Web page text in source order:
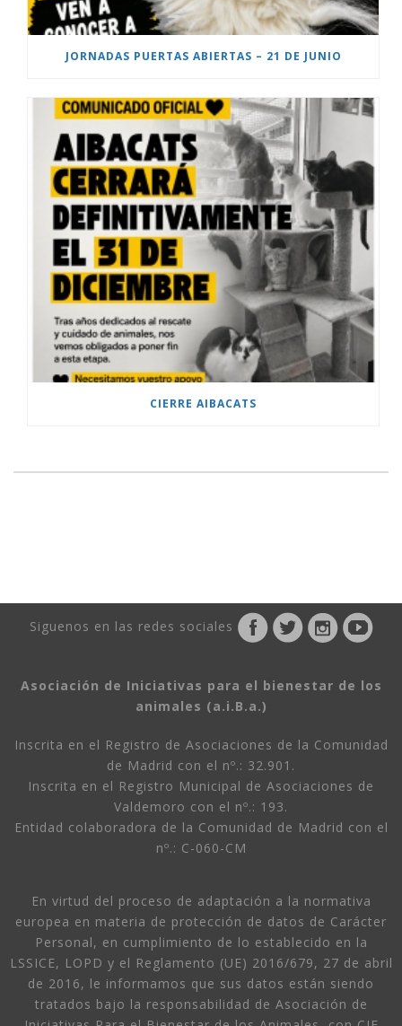
JORNADAS PUERTAS ABIERTAS – 21 DE JUNIO
CIERRE AIBACATS
Siguenos en las redes sociales
Asociación de Iniciativas para el bienestar de los
animales (a.i.B.a.)
Inscrita en el Registro de Asociaciones de la Comunidad
de Madrid con el nº.: 32.901.
Inscrita en el Registro Municipal de Asociaciones de
Valdemoro con el nº.: 193.
Entidad colaboradora de la Comunidad de Madrid con el
nº.: C-060-CM
En virtud del proceso de adaptación a la normativa
europea en materia de protección de datos de Carácter
Personal, en cumplimiento de lo establecido en la
LSSICE, LOPD y el Reglamento (UE) 2016/679, 27 de abril
de 2016, le informamos que sus datos están siendo
tratados bajo la responsabilidad de Asociación de